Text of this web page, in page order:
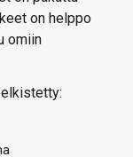
on helppo
omiin